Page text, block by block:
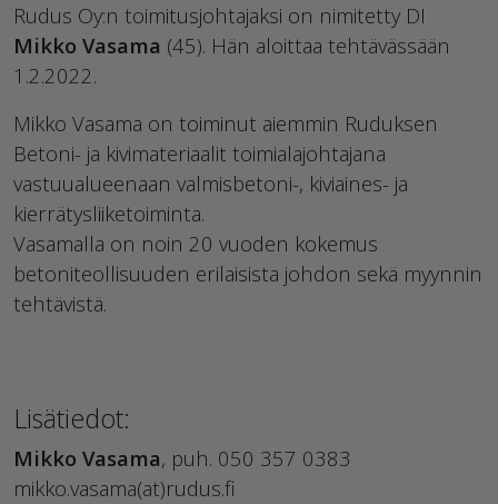
Rudus Oy:n toimitusjohtajaksi on nimitetty DI
Mikko Vasama (45). Hän aloittaa tehtävässään
1.2.2022.
Mikko Vasama on toiminut aiemmin Ruduksen
Betoni- ja kivimateriaalit toimialajohtajana
vastuualueenaan valmisbetoni-, kiviaines- ja
kierrätysliiketoiminta.
Vasamalla on noin 20 vuoden kokemus
betoniteollisuuden erilaisista johdon sekä myynnin
tehtävistä.
Lisätiedot:
Mikko Vasama, puh. 050 357 0383
mikko.vasama(at)rudus.fi